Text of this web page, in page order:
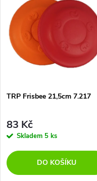
t
ů
t
ů
TRP Frisbee 21,5cm 7.217
83 Kč
Skladem 5 ks
DO KOŠÍKU